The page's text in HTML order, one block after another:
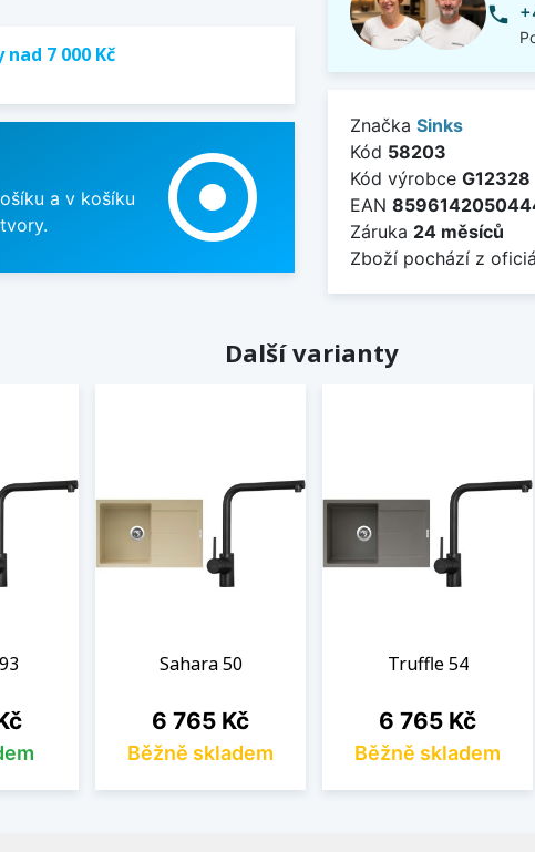
7 000 Kč
a v košíku
adjust
phone
Značka Sinks
Kód 58203
Kód výrobce G12328
EAN
Záruka 24 měsíců
Zboží pochází z
Další varianty
Sahara 50
Cena
6 765 Kč
Běžně skladem
Truffle 54
Cena
6 765 Kč
Běžně skladem